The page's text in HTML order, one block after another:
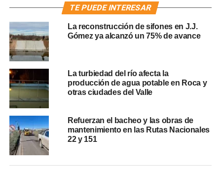
TE PUEDE INTERESAR
La reconstrucción de sifones en J.J.
Gómez ya alcanzó un 75% de avance
La turbiedad del río afecta la
producción de agua potable en Roca y
otras ciudades del Valle
Refuerzan el bacheo y las obras de
mantenimiento en las Rutas Nacionales
22 y 151